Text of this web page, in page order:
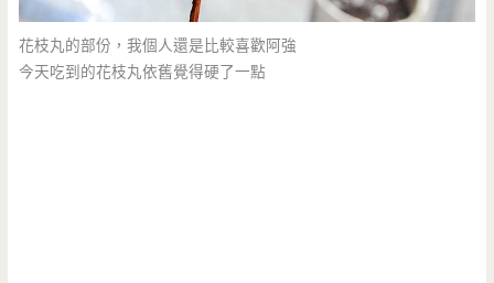
花枝丸的部份，我個人還是比較喜歡阿強
今天吃到的花枝丸依舊覺得硬了一點